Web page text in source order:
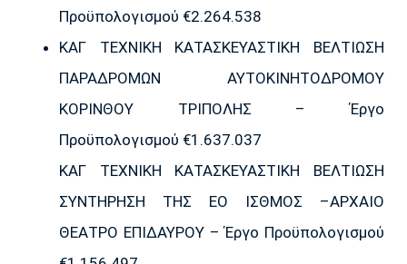
Προϋπολογισμού €2.264.538
ΚΑΓ ΤΕΧΝΙΚΗ ΚΑΤΑΣΚΕΥΑΣΤΙΚΗ ΒΕΛΤΙΩΣΗ
ΠΑΡΑΔΡΟΜΩΝ ΑΥΤΟΚΙΝΗΤΟΔΡΟΜΟΥ
ΚΟΡΙΝΘΟΥ ΤΡΙΠΟΛΗΣ – Έργο
Προϋπολογισμού €1.637.037
ΚΑΓ ΤΕΧΝΙΚΗ ΚΑΤΑΣΚΕΥΑΣΤΙΚΗ ΒΕΛΤΙΩΣΗ
ΣΥΝΤΗΡΗΣΗ ΤΗΣ ΕΟ ΙΣΘΜΟΣ –ΑΡΧΑΙΟ
ΘΕΑΤΡΟ ΕΠΙΔΑΥΡΟΥ – Έργο Προϋπολογισμού